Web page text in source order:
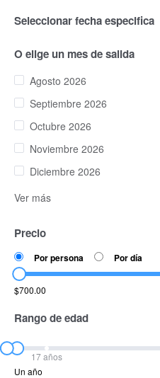
Seleccionar fecha especifica
O elige un mes de salida
Agosto 2026
Septiembre 2026
Octubre 2026
Noviembre 2026
Diciembre 2026
Ver más
Precio
Por persona Por día
$700.00
Rango de edad
17 años
Un año